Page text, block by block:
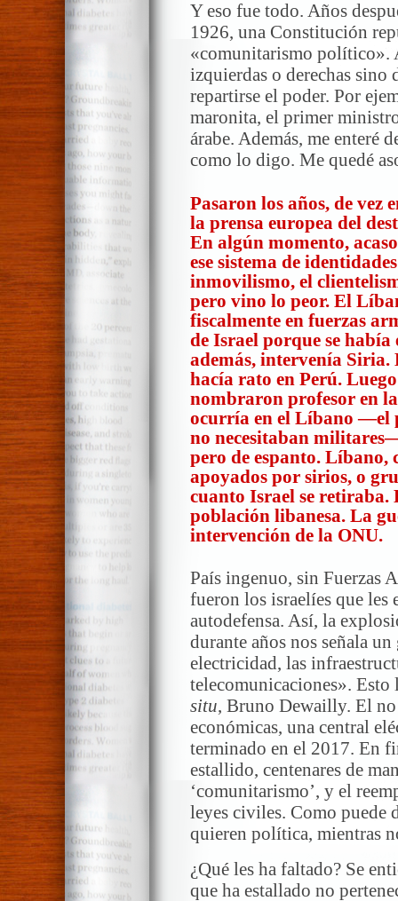
Y eso fue todo. Años
1926, una Constitución
«comunitarismo político».
izquierdas o derechas sino
repartirse el poder. Por
maronita, el primer
árabe. Además, me enteré
como lo digo. Me quedé
Pasaron los años, de vez
la prensa europea del
En algún momento,
ese sistema de
inmovilismo, el
pero vino lo peor. El
fiscalmente en fuerzas
de Israel porque se
además, intervenía Siria.
hacía rato en Perú.
nombraron profesor en
ocurría en el Líbano —el
no necesitaban
pero de espanto. Líbano,
apoyados por sirios, o
cuanto Israel se retiraba.
población libanesa. La
intervención de la ONU.
País ingenuo, sin Fuerzas
fueron los israelíes que les
autodefensa. Así, la
durante años nos señala
electricidad, las
telecomunicaciones».
situ, Bruno Dewailly. El
económicas, una central
terminado en el 2017. En
estallido, centenares de
‘comunitarismo’, y el
leyes civiles. Como puede
quieren política, mientras
¿Qué les ha faltado? Se
que ha estallado no